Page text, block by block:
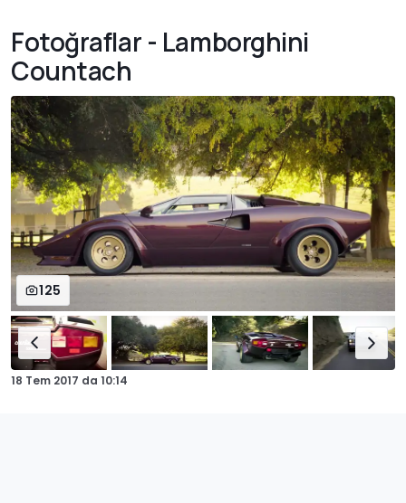
Fotoğraflar - Lamborghini
Countach
125
18 Tem 2017 da 10:14